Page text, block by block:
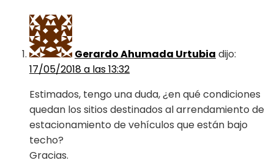
Gerardo Ahumada Urtubia dijo:
17/05/2018 a las 13:32
Estimados, tengo una duda, ¿en qué condiciones
quedan los sitios destinados al arrendamiento de
estacionamiento de vehículos que están bajo
techo?
Gracias.